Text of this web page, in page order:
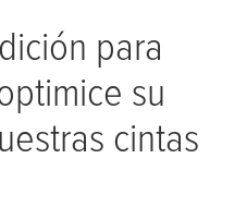
para
su
cintas